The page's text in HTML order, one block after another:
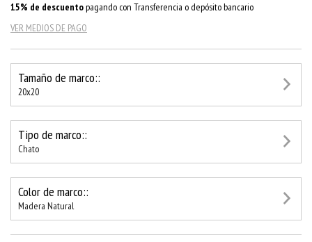
15% de descuentopagando con Transferencia o depósito bancario
VER MEDIOS DE PAGO
Tamaño de marco::
20x20
Tipo de marco::
Chato
Color de marco::
Madera Natural